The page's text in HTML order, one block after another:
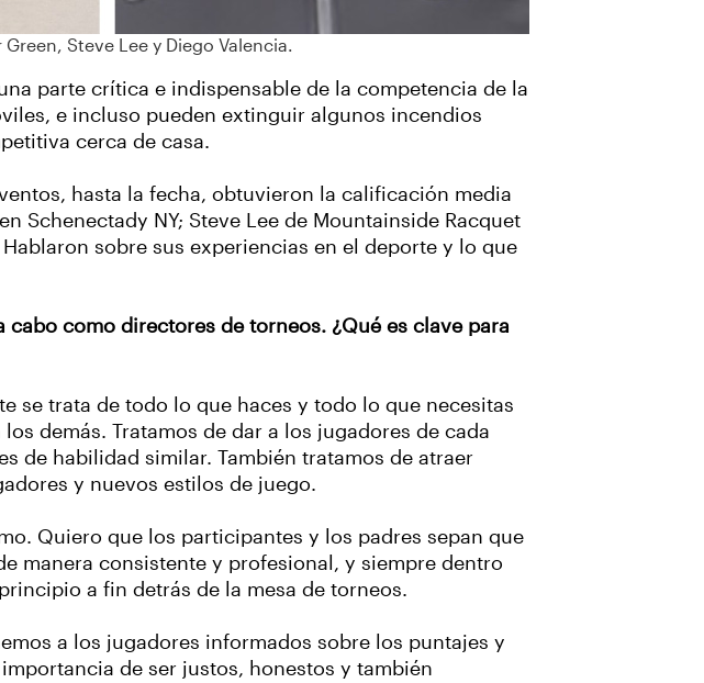
Steve Lee y Diego Valencia.
parte crítica e indispensable de la competencia de la
e incluso pueden extinguir algunos incendios
cerca de casa.
hasta la fecha, obtuvieron la calificación media
Schenectady NY; Steve Lee de Mountainside Racquet
sobre sus experiencias en el deporte y lo que
como directores de torneos. ¿Qué es clave para
se trata de todo lo que haces y todo lo que necesitas
demás. Tratamos de dar a los jugadores de cada
de habilidad similar. También tratamos de atraer
y nuevos estilos de juego.
Quiero que los participantes y los padres sepan que
manera consistente y profesional, y siempre dentro
a fin detrás de la mesa de torneos.
a los jugadores informados sobre los puntajes y
de ser justos, honestos y también